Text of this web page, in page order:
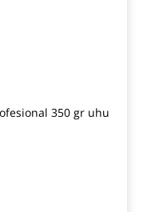
350 gr uhu